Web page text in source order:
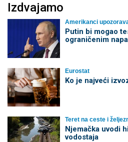
Izdvajamo
Amerikanci
Putin bi mogao
ograničenim
Eurostat
Ko je najveći
Teret na ceste i
Njemačka uvodi
vodostaja